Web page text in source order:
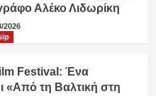
Αλέκο Λιδωρίκη
2026
Festival: Ένα
«Από τη Βαλτική στη